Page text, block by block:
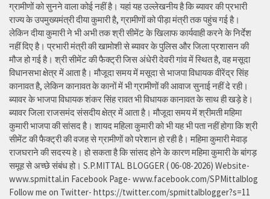
ग्रामीणों को सुनने वाला कोई नहीं है। यहां यह उल्लेखनीय है कि ब्यावर की प्रभारी
राज्य के उपमुख्यमंत्री दीया कुमारी है, ग्रामीणों को पीड़ा मंत्री तक पहुंच गई है।
लेकिन दीया कुमारी ने भी अभी तक श्री सीमेंट के खिलाफ कार्यवाही करने के निर्देश
नहीं दिए है। प्रभारी मंत्री की खामोशी से ब्यावर के पुलिस और जिला प्रशासन की
मौज हो गई है। श्री सीमेंट की फैक्ट्री जिस अंधेरी देवरी गांव में स्थित है, वह मसूदा
विधानसभा क्षेत्र में आता है। मौजूदा समय में मसूदा से भाजपा विधायक वीरेंद्र सिंह
कानावत है, लेकिन कानावत के कानों में भी ग्रामीणों की आवाज सुनाई नहीं दे रही।
ब्यावर के भाजपा विधायक शंकर सिंह रावत भी विधायक कानावत के साथ ही खड़े हे।
ब्यावर जिला राजसमंद संसदीय क्षेत्र में आता है। मौजूदा समय में श्रीमती महिमा
कुमारी भाजपा की सांसद है। शायद महिला कुमारी को भी यह भी पता नहीं होगा कि श्री
सीमेंट की फैक्ट्री की वजह से ग्रामीणों को परेशान हो रही है। महिमा कुमारी मेवाड़
राजघराने की सदस्य हे। हो सकता है कि सांसद होने के कारण महिमा कुमारी के बांगड़
समूह से अच्छे संबंध हो। S.P.MITTAL BLOGGER ( 06-08-2026) Website-
www.spmittal.in Facebook Page- www.facebook.com/SPMittalblog
Follow me on Twitter- https://twitter.com/spmittalblogger?s=11